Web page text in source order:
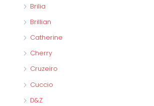
Brilia
Brillian
Catherine
Cherry
Cruzeiro
Cuccio
D&Z